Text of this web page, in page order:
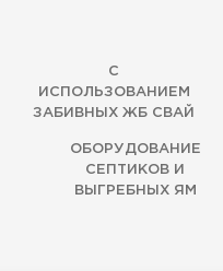
С
ИСПОЛЬЗОВАНИЕМ
ЗАБИВНЫХ ЖБ СВАЙ
ОБОРУДОВАНИЕ
СЕПТИКОВ И
ВЫГРЕБНЫХ ЯМ